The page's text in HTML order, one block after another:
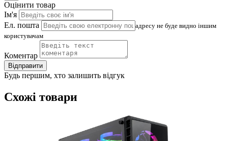
Оцінити товар
Ім'я
Ел. пошта
адресу не буде видно іншим
користувачам
Коментар
Відправити
Будь першим, хто залишить відгук
Схожі товари